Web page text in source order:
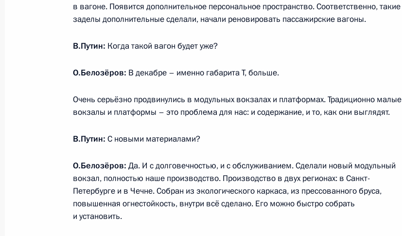
и главой РЖД Олегом Белозёровым
Совещание по развитию лесопромышленного комплекса
Встреча с главой РЖД Олегом Белозёровым
6 февраля 2023 года, 13:20
в вагоне. Появится дополнительное персональное пространство. Соответственно, такие
заделы дополнительные сделали, начали реновировать пассажирские вагоны.
В.Путин: Когда такой вагон будет уже?
О.Белозёров: В декабре – именно габарита Т, больше.
Очень серьёзно продвинулись в модульных вокзалах и платформах. Традиционно малые
вокзалы и платформы – это проблема для нас: и содержание, и то, как они выглядят.
В.Путин: С новыми материалами?
О.Белозёров: Да. И с долговечностью, и с обслуживанием. Сделали новый модульный
вокзал, полностью наше производство. Производство в двух регионах: в Санкт-
Петербурге и в Чечне. Собран из экологического каркаса, из прессованного бруса,
повышенная огнестойкость, внутри всё сделано. Его можно быстро собрать
и установить.